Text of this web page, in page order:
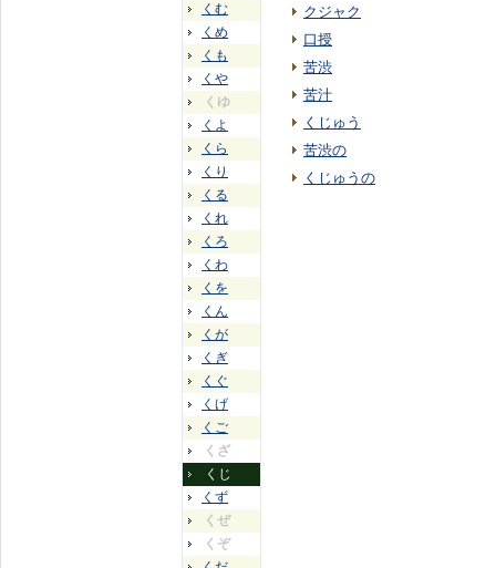
くむ
くめ
くも
くや
くゆ
くよ
くら
くり
くる
くれ
くろ
くわ
くを
くん
くが
くぎ
くぐ
くげ
くご
くざ
くじ
くず
くぜ
くぞ
クジャク
口授
苦渋
苦汁
くじゅう
苦渋の
くじゅうの